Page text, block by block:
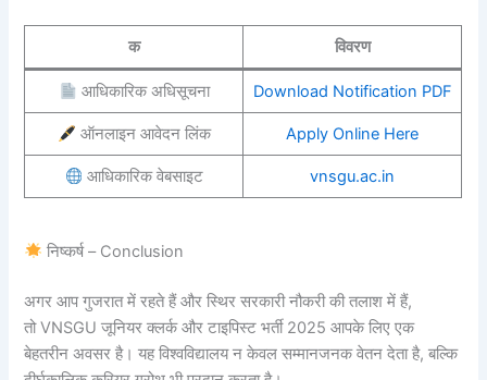
क विवरण
आधिकारिक अधिसूचना Download Notification PDF
ऑनलाइन आवेदन लिंक Apply Online Here
आधिकारिक वेबसाइट vnsgu.ac.in
निष्कर्ष – Conclusion
अगर आप गुजरात में रहते हैं और स्थिर सरकारी नौकरी की तलाश में हैं,
तो VNSGU जूनियर क्लर्क और टाइपिस्ट भर्ती 2025 आपके लिए एक
बेहतरीन अवसर है। यह विश्वविद्यालय न केवल सम्मानजनक वेतन देता है, बल्कि